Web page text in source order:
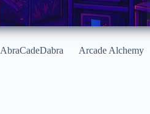
AbraCadeDabra Arcade Alchemy